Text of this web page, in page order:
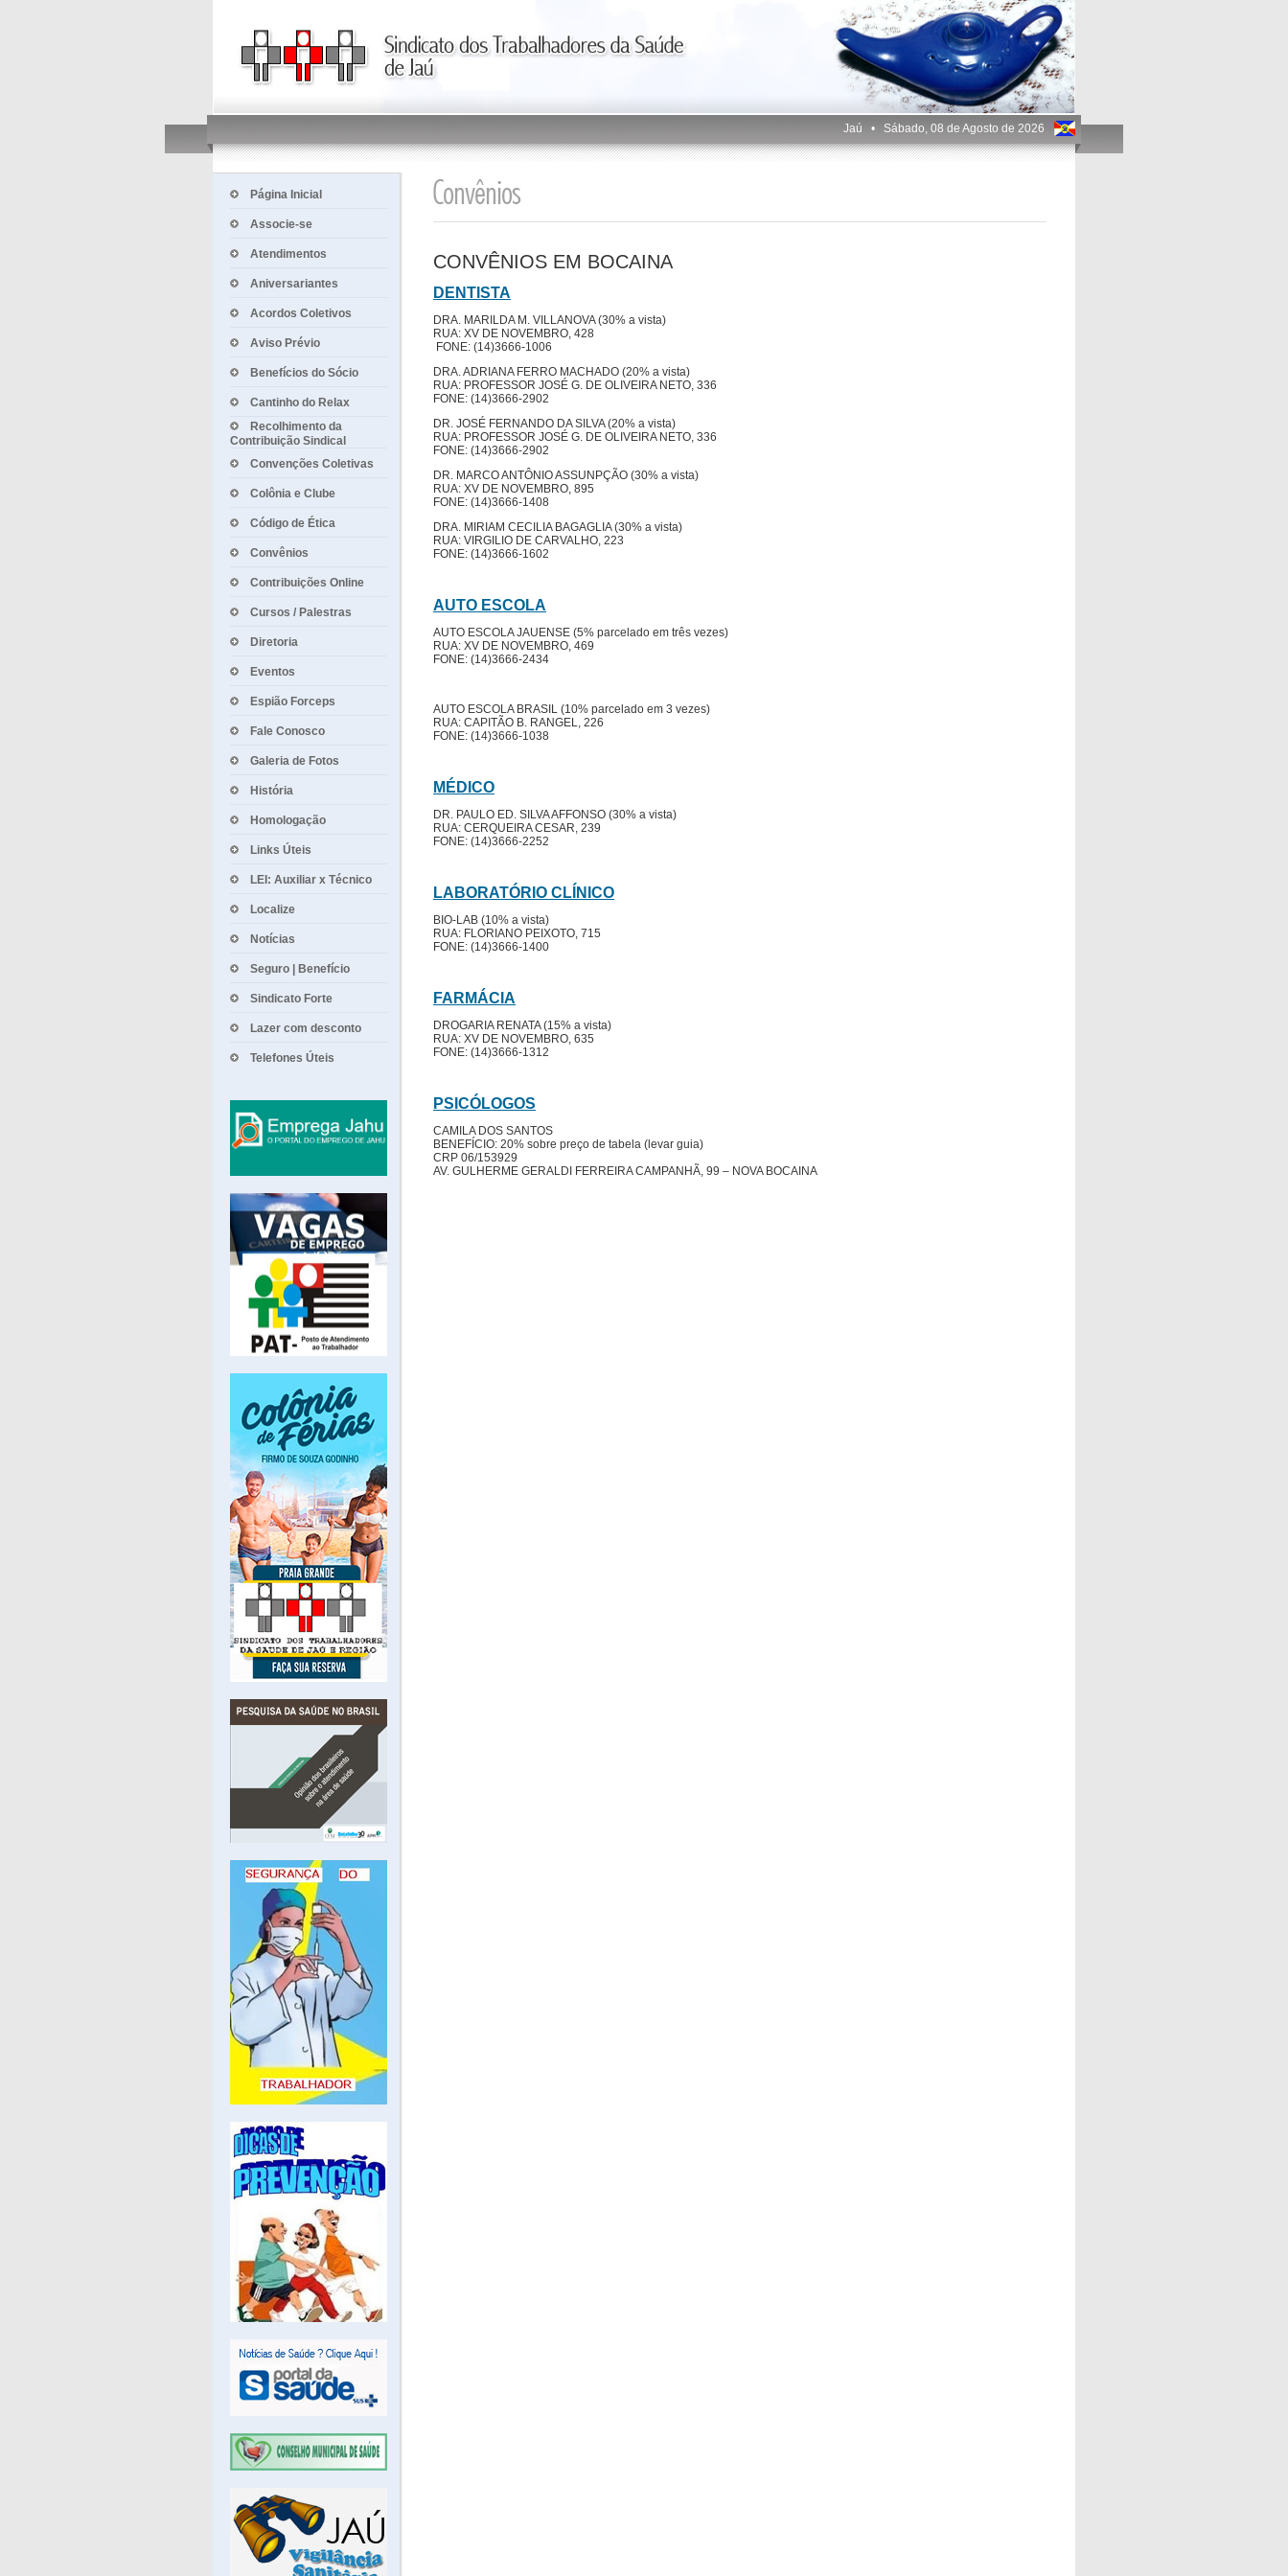
Jaú • Sábado, 08 de Agosto de 2026
Página Inicial
Associe-se
Atendimentos
Aniversariantes
Acordos Coletivos
Aviso Prévio
Benefícios do Sócio
Cantinho do Relax
Recolhimento da
Contribuição Sindical
Convenções Coletivas
Colônia e Clube
Código de Ética
Convênios
Contribuições Online
Cursos / Palestras
Diretoria
Eventos
Espião Forceps
Fale Conosco
Galeria de Fotos
História
Homologação
Links Úteis
LEI: Auxiliar x Técnico
Localize
Notícias
Seguro | Benefício
Sindicato Forte
Lazer com desconto
Telefones Úteis
CONVÊNIOS EM BOCAINA
DENTISTA
DRA. MARILDA M. VILLANOVA (30% a vista)
RUA: XV DE NOVEMBRO, 428
FONE: (14)3666-1006
DRA. ADRIANA FERRO MACHADO (20% a vista)
RUA: PROFESSOR JOSÉ G. DE OLIVEIRA NETO, 336
FONE: (14)3666-2902
DR. JOSÉ FERNANDO DA SILVA (20% a vista)
RUA: PROFESSOR JOSÉ G. DE OLIVEIRA NETO, 336
FONE: (14)3666-2902
DR. MARCO ANTÔNIO ASSUNPÇÃO (30% a vista)
RUA: XV DE NOVEMBRO, 895
FONE: (14)3666-1408
DRA. MIRIAM CECILIA BAGAGLIA (30% a vista)
RUA: VIRGILIO DE CARVALHO, 223
FONE: (14)3666-1602
AUTO ESCOLA
AUTO ESCOLA JAUENSE (5% parcelado em três vezes)
RUA: XV DE NOVEMBRO, 469
FONE: (14)3666-2434
AUTO ESCOLA BRASIL (10% parcelado em 3 vezes)
RUA: CAPITÃO B. RANGEL, 226
FONE: (14)3666-1038
MÉDICO
DR. PAULO ED. SILVA AFFONSO (30% a vista)
RUA: CERQUEIRA CESAR, 239
FONE: (14)3666-2252
LABORATÓRIO CLÍNICO
BIO-LAB (10% a vista)
RUA: FLORIANO PEIXOTO, 715
FONE: (14)3666-1400
FARMÁCIA
DROGARIA RENATA (15% a vista)
RUA: XV DE NOVEMBRO, 635
FONE: (14)3666-1312
PSICÓLOGOS
CAMILA DOS SANTOS
BENEFÍCIO: 20% sobre preço de tabela (levar guia)
CRP 06/153929
AV. GULHERME GERALDI FERREIRA CAMPANHÃ, 99 – NOVA BOCAINA